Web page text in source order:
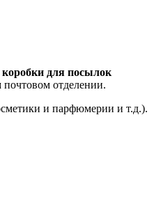
для посылок
отделении.
и парфюмерии и т.д.).